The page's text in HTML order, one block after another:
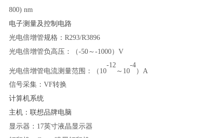
800) nm
电子测量及控制电路
光电倍增管规格： R293/R3896
光电倍增管负高压：（-50～-1000）V
光电倍增管电流测量范围：（ 10
-12
～ 10
-4
） A
信号采集： VF转换
计算机系统
主机：联想品牌电脑
显示器： 17英寸液晶显示器